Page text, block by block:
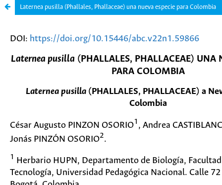
Laternea pusilla (Phallales, Phallaceae) una nueva especie para Colombia